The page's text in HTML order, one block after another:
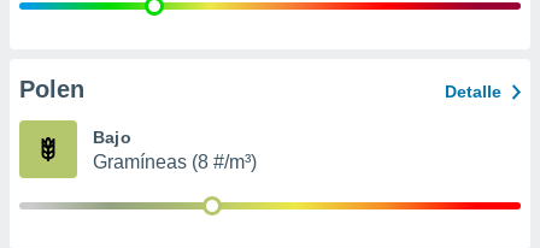
e
publicidad
Polen Detalle
Bajo
Gramíneas (8 #/m³)